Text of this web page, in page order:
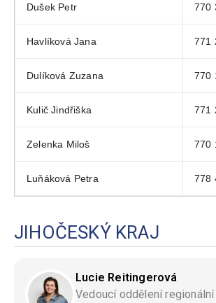
Dušek Petr 770
Havlíková Jana 771
Dulíková Zuzana 770
Kulič Jindřiška 771
Zelenka Miloš 770
Luňáková Petra 778
JIHOČESKÝ KRAJ
Lucie Reitingerová
Vedoucí oddělení